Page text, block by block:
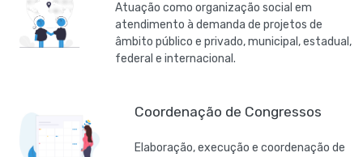
Atuação como organização social em
atendimento à demanda de projetos de
âmbito público e privado, municipal, estadual,
federal e internacional.
Coordenação de Congressos
Elaboração, execução e coordenação de